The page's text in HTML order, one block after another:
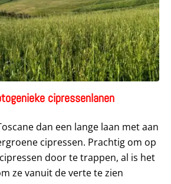
e cipressenlanen
dan een lange laan met aan
cipressen. Prachtig om op
door te trappen, al is het
ze vanuit de verte te zien